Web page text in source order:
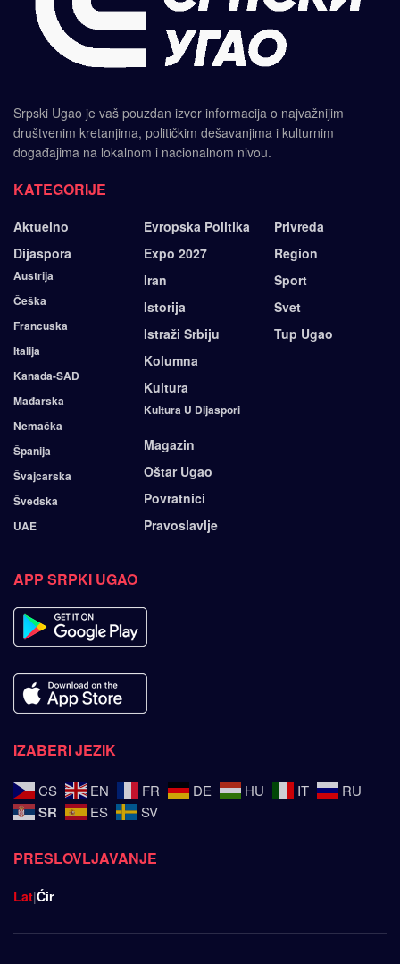
Srpski Ugao je vaš pouzdan izvor informacija o najvažnijim
društvenim kretanjima, političkim dešavanjima i kulturnim
događajima na lokalnom i nacionalnom nivou.
KATEGORIJE
Aktuelno
Dijaspora
Austrija
Češka
Francuska
Italija
Kanada-SAD
Mađarska
Nemačka
Španija
Švajcarska
Švedska
UAE
Evropska Politika
Expo 2027
Iran
Istorija
Istraži Srbiju
Kolumna
Kultura
Kultura U Dijaspori
Magazin
Oštar Ugao
Povratnici
Pravoslavlje
Privreda
Region
Sport
Svet
Tup Ugao
APP SRPKI UGAO
IZABERI JEZIK
CS EN FR DE HU IT RU
SR ES SV
PRESLOVLJAVANJE
Lat|Ćir